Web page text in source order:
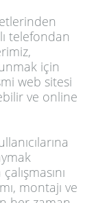
telefondan
için
web sitesi
ve online
montajı ve